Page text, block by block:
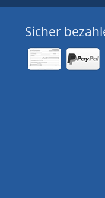
Sicher